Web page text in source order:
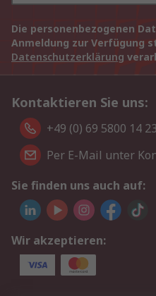
Die personenbezogenen
Anmeldung zur Verfügung
Datenschutzerklärung
Kontaktieren Sie uns:
+49 (0) 69 5800 14
Per E-Mail unter
Sie finden uns auch auf:
Wir akzeptieren: